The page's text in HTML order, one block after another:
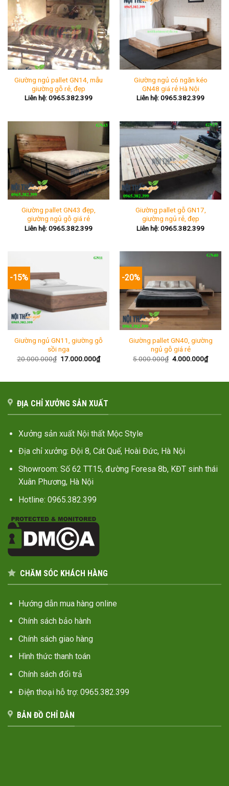
Giường ngủ pallet GN14, mẫu
giường gỗ rẻ, đẹp
Liên hệ: 0965.382.399
Giường ngủ có ngăn kéo
GN48 giá rẻ Hà Nội
Liên hệ: 0965.382.399
Giường pallet GN43 đẹp,
giường ngủ gỗ giá rẻ
Liên hệ: 0965.382.399
Giường pallet gỗ GN17,
giường ngủ rẻ, đẹp
Liên hệ: 0965.382.399
-15%
Giường ngủ GN11, giường gỗ
sồi nga
20.000.000₫ Giá
17.000.000₫Giá
hiện
17.000.000₫.
-20%
Giường pallet GN40, giường
ngủ gỗ giá rẻ
5.000.000₫ Giá
4.000.000₫Giá
hiện
ĐỊA CHỈ XƯỞNG SẢN XUẤT
Xưởng sản xuất Nội thất Mộc Style
Địa chỉ xưởng: Đội 8, Cát Quế, Hoài Đức, Hà Nội
Showroom: Số 62 TT15, đường Foresa 8b, KĐT sinh thái
Xuân Phương, Hà Nội
Hotline: 0965.382.399
CHĂM SÓC KHÁCH HÀNG
Hướng dẫn mua hàng online
Chính sách bảo hành
Chính sách giao hàng
Hình thức thanh toán
Chính sách đổi trả
Điện thoại hỗ trợ: 0965.382.399
BẢN ĐỒ CHỈ DẪN